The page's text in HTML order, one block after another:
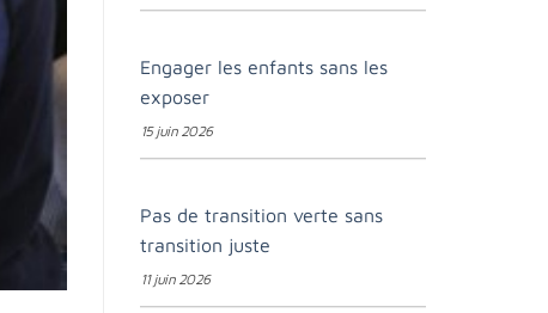
Engager les enfants sans les
exposer
15 juin 2026
Pas de transition verte sans
transition juste
11 juin 2026